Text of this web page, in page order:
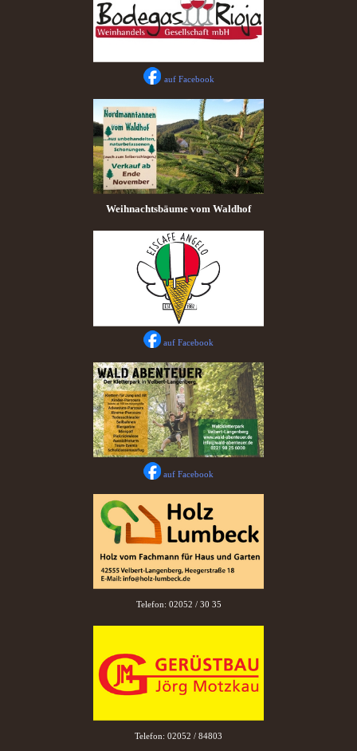
auf Facebook
auf Facebook
Weihnachtsbäume vom Waldhof
auf Facebook
Telefon: 02052 / 30 35
Telefon: 02052 / 84803